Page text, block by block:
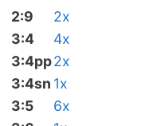
2:9
2x
3:4
4x
3:4pp2x
3:4sn 1x
3:5
6x